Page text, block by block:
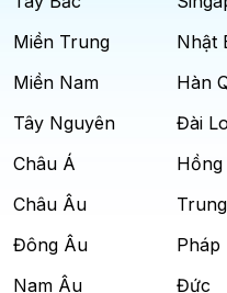
Miền Trung
Miền Nam
Tây Nguyên
Châu Á
Châu Âu
Đông Âu
Nam Âu
Nhật
Hàn
Đài
Hồng
Pháp
Đức